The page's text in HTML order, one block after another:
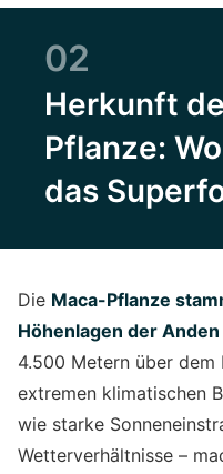
02
Herkunft
Pflanze:
das
Die Maca-Pflanze
Höhenlagen der Anden
4.500 Metern über dem
extremen klimatischen
wie starke
Wetterverhältnisse –